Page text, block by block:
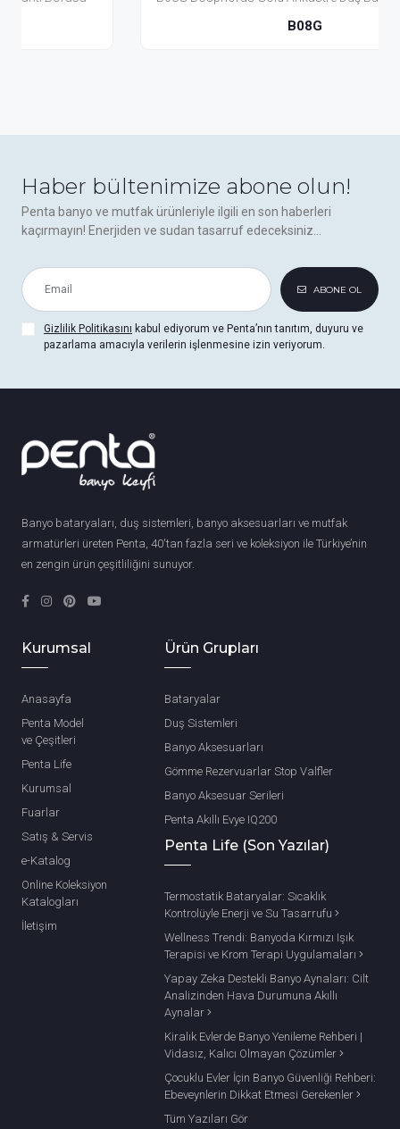
Haber bültenimize abone olun!
Penta banyo ve mutfak ürünleriyle ilgili en son haberleri
kaçırmayın! Enerjiden ve sudan tasarruf edeceksiniz...
ABONE OL
Gizlilik Politikasını kabul ediyorum ve Penta’nın tanıtım, duyuru ve
pazarlama amacıyla verilerin işlenmesine izin veriyorum.
Banyo bataryaları, duş sistemleri, banyo aksesuarları ve mutfak
armatürleri üreten Penta, 40'tan fazla seri ve koleksiyon ile Türkiye’nin
en zengin ürün çeşitliliğini sunuyor.
Kurumsal
Anasayfa
Penta Model
ve Çeşitleri
Penta Life
Kurumsal
Fuarlar
Satış & Servis
e-Katalog
Online Koleksiyon
Katalogları
İletişim
Ürün Grupları
Bataryalar
Duş Sistemleri
Banyo Aksesuarları
Gömme Rezervuarlar Stop Valfler
Banyo Aksesuar Serileri
Penta Akıllı Evye IQ200
Penta Life (Son Yazılar)
Termostatik Bataryalar: Sıcaklık
Kontrolüyle Enerji ve Su Tasarrufu
Wellness Trendi: Banyoda Kırmızı Işık
Terapisi ve Krom Terapi Uygulamaları
Yapay Zeka Destekli Banyo Aynaları: Cilt
Analizinden Hava Durumuna Akıllı
Aynalar
Kiralık Evlerde Banyo Yenileme Rehberi |
Vidasız, Kalıcı Olmayan Çözümler
Çocuklu Evler İçin Banyo Güvenliği Rehberi:
Ebeveynlerin Dikkat Etmesi Gerekenler
Tüm Yazıları Gör